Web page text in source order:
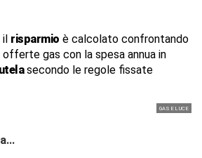
il risparmio è calcolato confrontando
gas con la spesa annua in
secondo le regole fissate
GAS E LUCE